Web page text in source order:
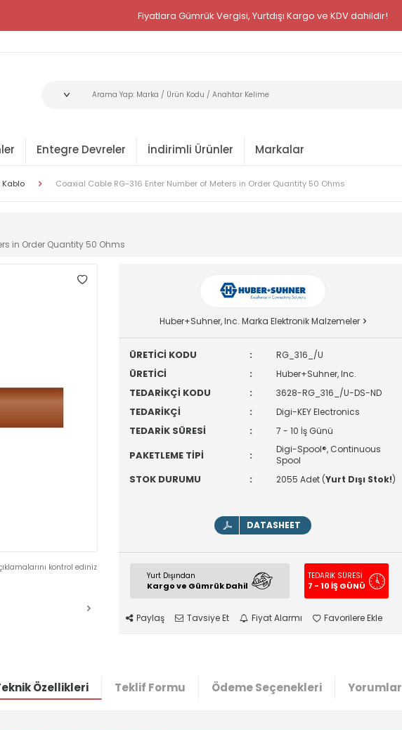
Fiyatlara Gümrük Vergisi, Yurtdışı Kargo ve KDV dahildir!
Entegre Devreler İndirimli Ürünler Markalar
Kablo Coaxial Cable RG-316 Enter Number of Meters in Order Quantity 50 Ohms
in Order Quantity 50 Ohms
kontrol ediniz
Huber+Suhner, Inc. Marka Elektronik Malzemeler
ÜRETİCİ KODU : RG_316_/U
ÜRETİCİ : Huber+Suhner, Inc.
TEDARİKÇİ KODU : 3628-RG_316_/U-DS-ND
TEDARİKÇİ : Digi-KEY Electronics
TEDARİK SÜRESİ : 7 - 10 İş Günü
PAKETLEME TİPİ :
Digi-Spool®, Continuous
Spool
STOK DURUMU : 2055 Adet (Yurt Dışı Stok!)
DATASHEET
Yurt Dışından
Kargo ve Gümrük Dahil
TEDARİK SÜRESİ
7 - 10 İŞ GÜNÜ
Paylaş Tavsiye Et Fiyat Alarmı Favorilere Ekle
Özellikleri Teklif Formu Ödeme Seçenekleri Yorumlar